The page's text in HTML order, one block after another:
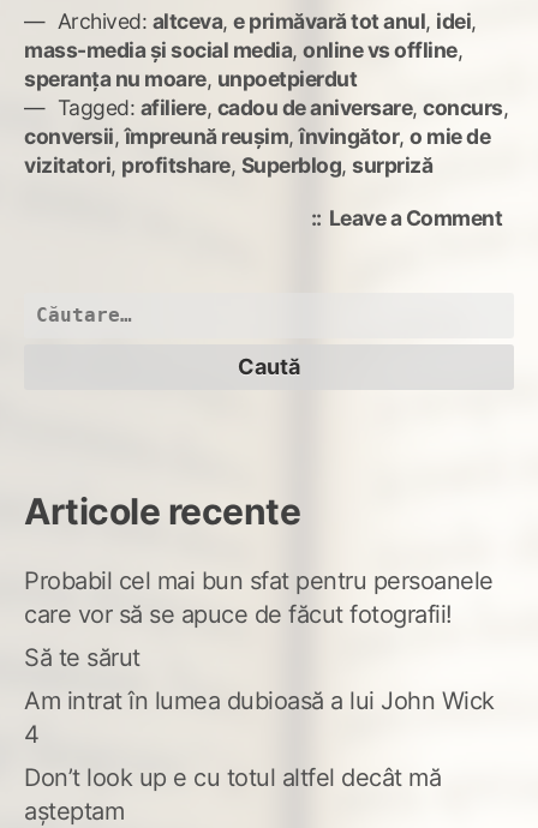
Archived: altceva, e primăvară tot anul, idei,
mass-media și social media, online vs offline,
speranța nu moare, unpoetpierdut
Tagged: afiliere, cadou de aniversare, concurs,
conversii,împreună reușim,învingător, o mie de
vizitatori, profitshare, Superblog, surpriză
Leave a Commenton
Caută
Articole recente
Probabil cel mai bun sfat pentru persoanele
care vor să se apuce de făcut fotografii!
Să te sărut
Am intrat în lumea dubioasă a lui John Wick
4
Don’t look up e cu totul altfel decât mă
așteptam